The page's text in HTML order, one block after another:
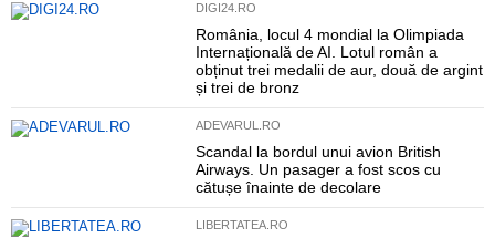
DIGI24.RO
România, locul 4 mondial la Olimpiada
Internațională de AI. Lotul român a
obținut trei medalii de aur, două de argint
și trei de bronz
ADEVARUL.RO
Scandal la bordul unui avion British
Airways. Un pasager a fost scos cu
cătușe înainte de decolare
LIBERTATEA.RO